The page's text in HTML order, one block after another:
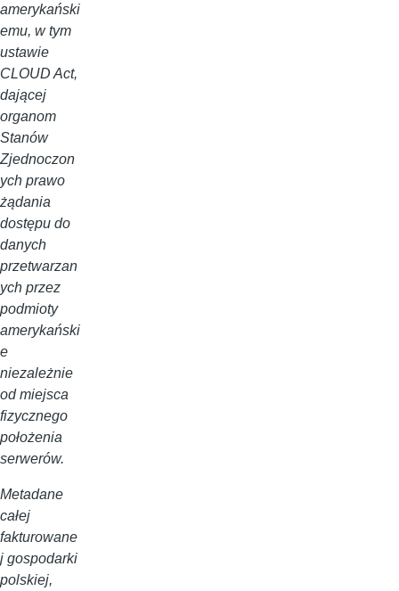
amerykański
emu, w tym
ustawie
CLOUD Act,
dającej
organom
Stanów
Zjednoczon
ych prawo
żądania
dostępu do
danych
przetwarzan
ych przez
podmioty
amerykański
e
niezależnie
od miejsca
fizycznego
położenia
serwerów.
Metadane
całej
fakturowane
j gospodarki
polskiej,